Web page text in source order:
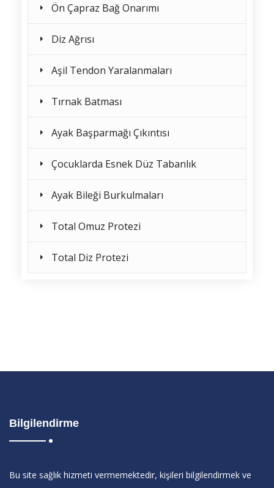
Ön Çapraz Bağ Onarımı
Diz Ağrısı
Aşil Tendon Yaralanmaları
Tırnak Batması
Ayak Başparmağı Çıkıntısı
Çocuklarda Esnek Düz Tabanlık
Ayak Bileği Burkulmaları
Total Omuz Protezi
Total Diz Protezi
Bilgilendirme
Bu site sağlık hizmeti vermemektedir, kişileri bilgilendirmek ve